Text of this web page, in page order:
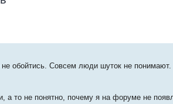
поиск
обойтись. Совсем люди шуток не понимают.
а то не понятно, почему я на форуме не